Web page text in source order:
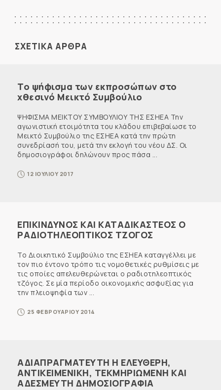
ΣΧΕΤΙΚΑ ΑΡΘΡΑ
Το ψήφισμα των εκπροσώπων στο
χθεσινό Μεικτό Συμβούλιο
ΨΗΦΙΣΜΑ ΜΕΙΚΤΟΥ ΣΥΜΒΟΥΛΙΟΥ ΤΗΣ ΕΣΗΕΑ Την
αγωνιστική ετοιμότητα του κλάδου επιβεβαίωσε το
Μεικτό Συμβούλιο της ΕΣΗΕΑ κατά την πρώτη
συνεδρίασή του, μετά την εκλογή του νέου ΔΣ. Οι
δημοσιογράφοι δηλώνουν προς πάσα ...
12 ΙΟΥΛΙΟΥ 2017
ΕΠΙΚΙΝΔΥΝΟΣ ΚΑΙ ΚΑΤΑΔΙΚΑΣΤΕΟΣ Ο
ΡΑΔΙΟΤΗΛΕΟΠΤΙΚΟΣ ΤΖΟΓΟΣ
Το Διοικητικό Συμβούλιο της ΕΣΗΕΑ καταγγέλλει με
τον πιο έντονο τρόπο τις νομοθετικές ρυθμίσεις με
τις οποίες απελευθερώνεται ο ραδιοτηλεοπτικός
τζόγος. Σε μία περίοδο οικονομικής ασφυξίας για
την πλειοψηφία των ...
25 ΦΕΒΡΟΥΑΡΙΟΥ 2014
ΑΔΙΑΠΡΑΓΜΑΤΕΥΤΗ Η ΕΛΕΥΘΕΡΗ,
ΑΝΤΙΚΕΙΜΕΝΙΚΗ, ΤΕΚΜΗΡΙΩΜΕΝΗ ΚΑΙ
ΑΔΕΣΜΕΥΤΗ ΔΗΜΟΣΙΟΓΡΑΦΙΑ